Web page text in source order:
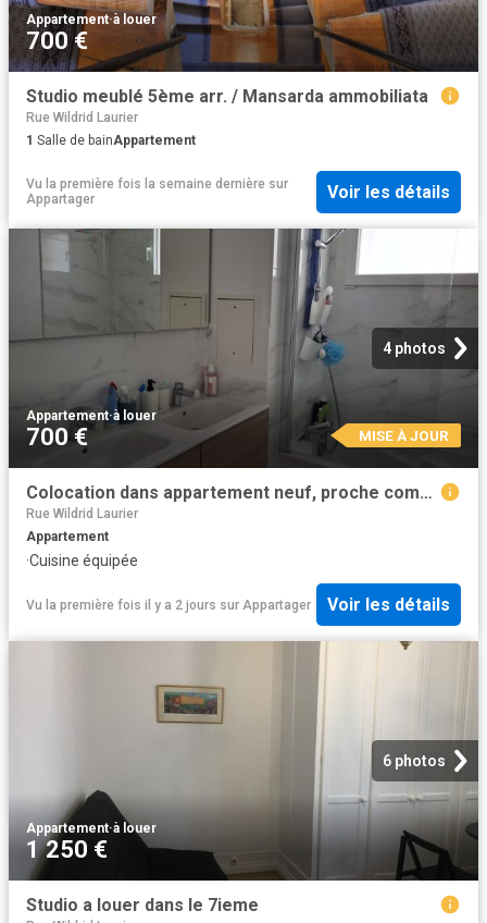
Appartement·à louer
700 €
Studio meublé 5ème arr. / Mansarda ammobiliata
Rue Wildrid Laurier
1 Salle de bainAppartement
Vu la première fois la semaine dernière sur
Appartager
Voir les détails
4 photos
Appartement·à louer
700 € MISE À JOUR
Colocation dans appartement neuf, proche commerces
Rue Wildrid Laurier
Appartement
·Cuisine équipée
Vu la première fois il y a 2 jours sur Appartager Voir les détails
6 photos
Appartement·à louer
1 250 €
Studio a louer dans le 7ieme